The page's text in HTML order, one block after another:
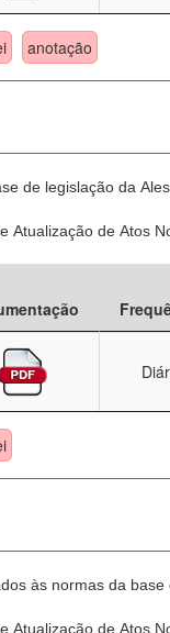
anotação
de legislação da
Atualização de Atos
às normas da
Atualização de Atos